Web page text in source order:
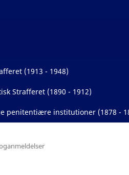
(1913 - 1948)
Strafferet (1890 - 1912)
penitentiære institutioner (1878 -